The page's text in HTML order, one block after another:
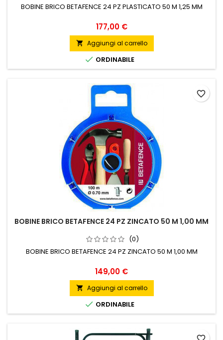
BOBINE BRICO BETAFENCE 24 PZ PLASTICATO 50 M 1,25 MM
Prezzo
177,00 €
 Aggiungi al carrello
 ORDINABILE
BOBINE BRICO BETAFENCE 24 PZ ZINCATO 50 M 1,00 MM
(0)
BOBINE BRICO BETAFENCE 24 PZ ZINCATO 50 M 1,00 MM
Prezzo
149,00 €
 Aggiungi al carrello
 ORDINABILE
favorite_border